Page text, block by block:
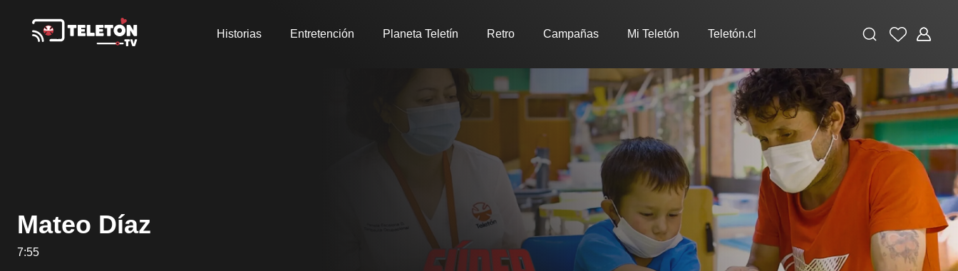
Historias Entretención Planeta Teletín Retro Campañas Mi Teletón Teletón.cl BuscarFavoritos
Mateo Díaz
7:55